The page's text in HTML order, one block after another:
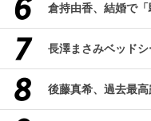
倉持由香、結婚で
長澤まさみベッド
後藤真希、過去最